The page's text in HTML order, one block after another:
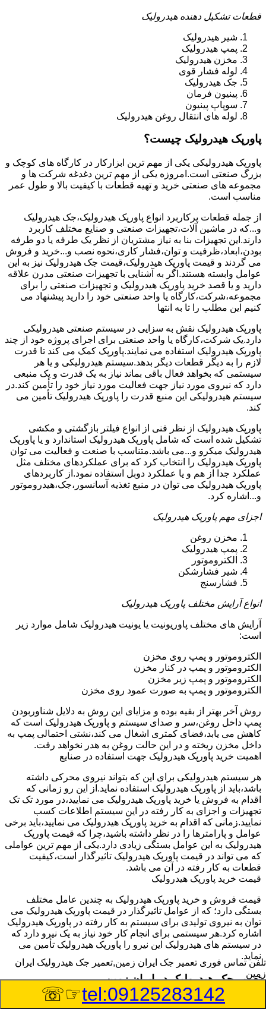
قطعات تشکیل دهنده هیدرولیک
شیر هیدرولیک
پمپ هیدرولیک
مخزن هیدرولیک
لوله فشار قوی
جک هیدرولیک
پینیون فرمان
سوپاپ پینیون
لوله های انتقال روغن هیدرولیک
پاورپک هیدرولیک چیست؟
پاورپک هیدرولیکی یکی از مهم ترین ابزارکار در کارگاه های کوچک و
بزرگ صنعتی است.امروزه یکی از مهم ترین دغدغه شرکت ها و
مجموعه های صنعتی خرید و تهیه قطعات با کیفیت بالا و طول عمر
مناسب است.
از جمله قطعات پرکاربرد انواع پاورپک هیدرولیک،جک هیدرولیک
و...که در ماشین آلات،تجهیزات صنعتی و صنایع مختلف کاربرد
دارند.این تجهیزات بنا به نیاز مشتریان از نظر یک طرفه یا دو طرفه
بودن،ابعاد،ظرفیت و توان،فشار کاری،نحوه نصب و...خرید و فروش
می گردند و قیمت پاورپک هیدرولیک،قیمت جک هیدرولیک نیز به این
عوامل وابسته هستند.اگر به آشنایی با تجهیزات صنعتی مدرن علاقه
دارید و یا قصد خرید پاورپک هیدرولیک و تجهیزات صنعتی را برای
مجموعه،شرکت،کارگاه یا واحد صنعتی خود را دارید پیشنهاد می
کنیم این مطلب را تا به انتها
پاورپک هیدرولیک نقش به سزایی در سیستم صنعتی هیدرولیکی
دارد.یک شرکت،کارگاه یا واحد صنعتی برای اجرای پروژه خود از چند
پاورپک هیدرولیک استفاده می نمایند.پاورپک کمک می کند تا قدرت
لازم را به دیگر قطعات دیگر بدهد.سیستم هیدرولیکی و یا هر
سیستمی که بخواهد فعال باقی بماند نیاز به یک قدرت و یک منبعی
دارد که نیروی مورد نیاز جهت فعالیت مورد نیاز خود را تأمین کند.در
سیستم هیدرولیکی این منبع قدرت را پاورپک هیدرولیک تأمین می
کند.
پاورپک هیدرولیک از نظر فنی از انواع فیلتر بازگشتی و مکشی
تشکیل شده است که شامل پاورپک هیدرولیک استاندارد و یا پاورپک
هیدرولیک میکرو و...می باشد.متناسب با صنعت و فعالیت می توان
پاورپک هیدرولیک را انتخاب کرد که برای عملکردهای مختلف مثل
عملکرد جدا از هم و یا عملکرد دوبل استفاده نمود.از کاربردهای
پاورپک هیدرولیک می توان در منبع تغذیه آسانسور،جک،هیدروموتور
و...اشاره کرد.
اجزای مهم پاورپک هیدرولیک
مخزن روغن
پمپ هیدرولیک
الکتروموتور
شیر فشارشکن
فشارسنج
انواع آرایش مختلف پاورپک هیدرولیک
آرایش های مختلف پاوریونیت یا یونیت هیدرولیک شامل موارد زیر
است:
الکتروموتور و پمپ روی مخزن
الکتروموتور و پمپ در کنار مخزن
الکتروموتور و پمپ زیر مخزن
الکتروموتور و پمپ به صورت عمود روی مخزن
روش آخر بهتر از بقیه بوده و مزایای این روش به دلایل شناوربودن
پمپ داخل روغن،سر و صدای سیستم و پاورپک هیدرولیک است که
کاهش می یابد،فضای کمتری اشغال می کند،نشتی احتمالی پمپ به
داخل مخزن ریخته و در این حالت روغن به هدر نخواهد رفت.
اهمیت خرید پاورپک هیدرولیک جهت استفاده در صنایع
هر سیستم هیدرولیکی برای این که بتواند نیروی محرکی داشته
باشد،باید از پاورپک هیدرولیک استفاده نماید.از این رو زمانی که
اقدام به فروش یا خرید پاورپک هیدرولیک می نمایید،در مورد تک تک
تجهیزات و اجزای به کار رفته در این سیستم اطلاعات کسب
نمایید.زمانی که اقدام به خرید پاورپک هیدرولیک می نمایید،باید برخی
عوامل و پارامترها را در نظر داشته باشید،چرا که قیمت پاورپک
هیدرولیک به این عوامل بستگی زیادی دارد.یکی از مهم ترین عواملی
که می تواند در قیمت پاورپک هیدرولیک تاثیرگذار است،کیفیت
قطعات به کار رفته در آن می باشد.
قیمت خرید پاورپک هیدرولیک
قیمت فروش و خرید پاورپک هیدرولیک به چندین عامل مختلف
بستگی دارد؛ که از عوامل تاثیرگذار در قیمت پاورپک هیدرولیک می
توان به نیروی تولیدی برای سیستم به کار رفته در پاورپک هیدرولیک
اشاره کرد.هر سیستمی برای انجام کار خود نیاز به یک نیرو دارد که
در سیستم های هیدرولیک این نیرو را پاورپک هیدرولیک تأمین می
نماید.
تعمیر جک هیدرولیک در ایران زمین
وسیله‎ای که با عملکرد خود موجب بلند شدن اهرم و یا وزن سنگین
تلفن تماس فوری تعمیر جک ایران زمین,تعمیر جک هیدرولیک ایران
زمین
tel:09125283142
☞☏